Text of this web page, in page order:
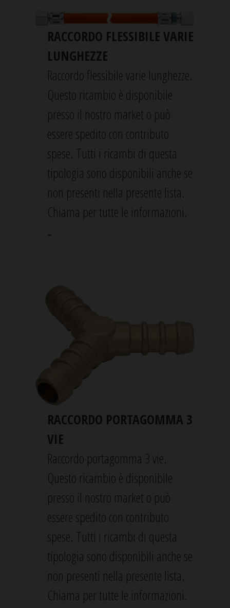
RACCORDO FLESSIBILE VARIE
LUNGHEZZE
Raccordo flessibile varie lunghezze.
Questo ricambio è disponibile
presso il nostro market o può
essere spedito con contributo
spese. Tutti i ricambi di questa
tipologia sono disponibili anche se
non presenti nella presente lista.
Chiama per tutte le informazioni.
-
RACCORDO PORTAGOMMA 3
VIE
Raccordo portagomma 3 vie.
Questo ricambio è disponibile
presso il nostro market o può
essere spedito con contributo
spese. Tutti i ricambi di questa
tipologia sono disponibili anche se
non presenti nella presente lista.
Chiama per tutte le informazioni.